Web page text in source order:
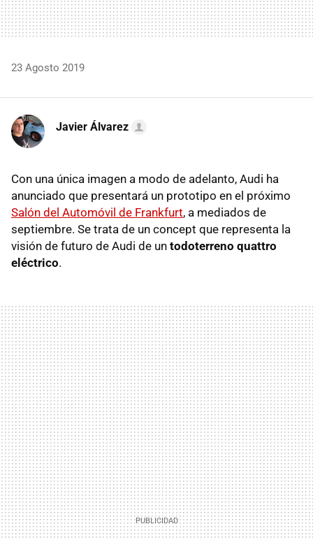
23 Agosto 2019
Javier Álvarez
Con una única imagen a modo de adelanto, Audi ha
anunciado que presentará un prototipo en el próximo
Salón del Automóvil de Frankfurt, a mediados de
septiembre. Se trata de un concept que representa la
visión de futuro de Audi de un todoterreno quattro
eléctrico.